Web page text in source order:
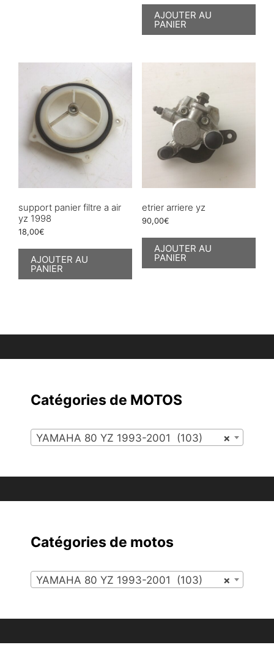
AJOUTER AU
PANIER
support panier filtre a air
yz 1998
18,00€
AJOUTER AU
PANIER
etrier arriere yz
90,00€
AJOUTER AU
PANIER
Catégories de MOTOS
×
YAMAHA 80 YZ 1993-2001 (103)
Catégories de motos
×
YAMAHA 80 YZ 1993-2001 (103)